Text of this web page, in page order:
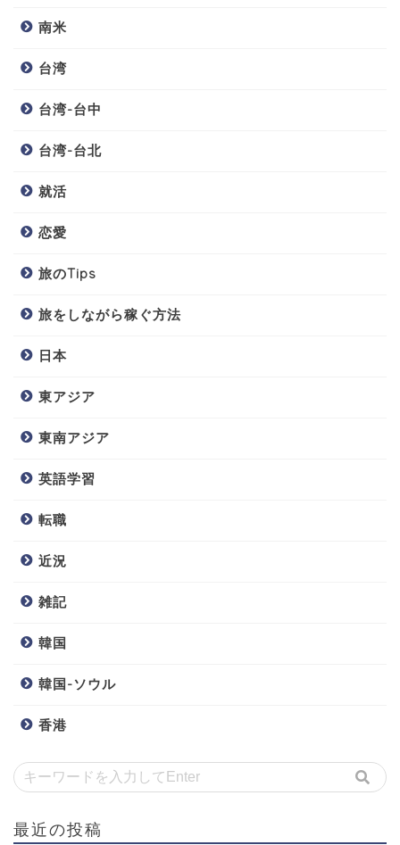
南米
台湾
台湾-台中
台湾-台北
就活
恋愛
旅のTips
旅をしながら稼ぐ方法
日本
東アジア
東南アジア
英語学習
転職
近況
雑記
韓国
韓国-ソウル
香港
最近の投稿